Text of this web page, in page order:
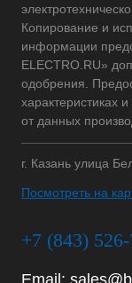
Копирование и
информации
ELECTRO.RU»
одобрения.
характеристиках
от данных
г. Казань улица
Посмотреть на
+7 (843)
Email: